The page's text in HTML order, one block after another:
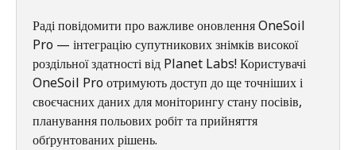
Раді повідомити про важливе оновлення OneSoil
Pro — інтеграцію супутникових знімків високої
роздільної здатності від Planet Labs! Користувачі
OneSoil Pro отримують доступ до ще точніших і
своєчасних даних для моніторингу стану посівів,
планування польових робіт та прийняття
обґрунтованих рішень.